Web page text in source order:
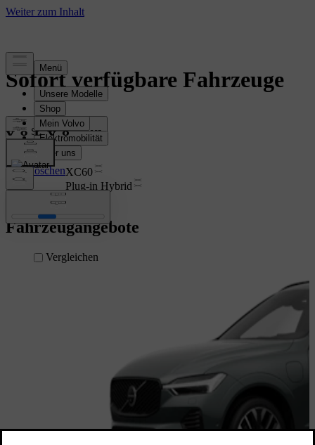
Sofort verfügbare Fahrzeuge
Sortieren & filtern
Filter löschenXC60
Plug-in Hybrid
Fahrzeugangebote
Vergleichen